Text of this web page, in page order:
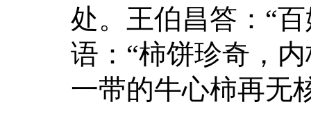
处。王伯昌答：“
语：“柿饼珍奇，
一带的牛心柿再无